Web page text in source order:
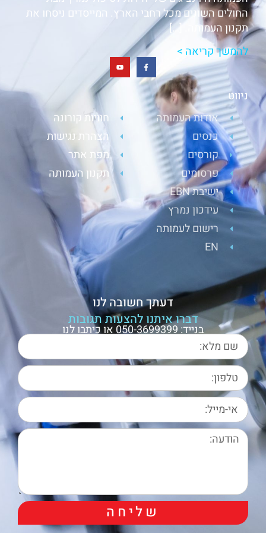
החולים השונים מכל רחבי הארץ. המייסדים ניסחו את
תקנון העמותה. […]
להמשך קריאה >
ניווט
אודות העמותה
כנסים
קורסים
פרסומים
ישיבת EBN
עידכון נמרץ
רישום לעמותה
EN
חוויות קורונה
הצהרת נגישות
מפת אתר
תקנון העמותה
דעתך חשובה לנו
דברו איתנו להצעות תגובות
בנייד: 050-3699399 או כיתבו לנו
שליחה